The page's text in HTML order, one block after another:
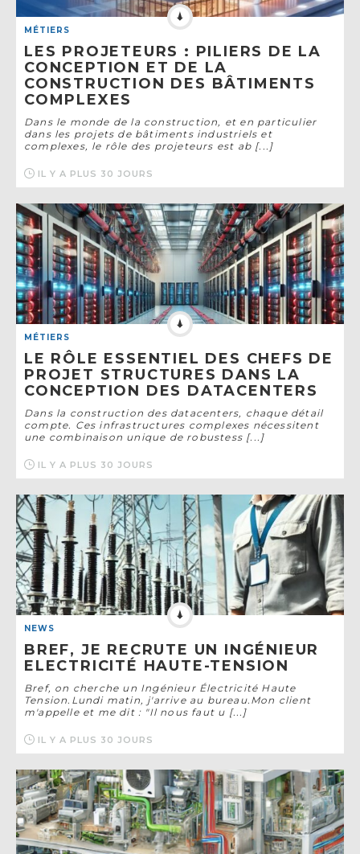
MÉTIERS
LES PROJETEURS : PILIERS DE LA
CONCEPTION ET DE LA
CONSTRUCTION DES BÂTIMENTS
COMPLEXES
Dans le monde de la construction, et en particulier
dans les projets de bâtiments industriels et
complexes, le rôle des projeteurs est ab [...]
IL Y A PLUS 30 JOURS
MÉTIERS
LE RÔLE ESSENTIEL DES CHEFS DE
PROJET STRUCTURES DANS LA
CONCEPTION DES DATACENTERS
Dans la construction des datacenters, chaque détail
compte. Ces infrastructures complexes nécessitent
une combinaison unique de robustess [...]
IL Y A PLUS 30 JOURS
NEWS
BREF, JE RECRUTE UN INGÉNIEUR
ELECTRICITÉ HAUTE-TENSION
Bref, on cherche un Ingénieur Électricité Haute
Tension.Lundi matin, j'arrive au bureau.Mon client
m'appelle et me dit : "Il nous faut u [...]
IL Y A PLUS 30 JOURS